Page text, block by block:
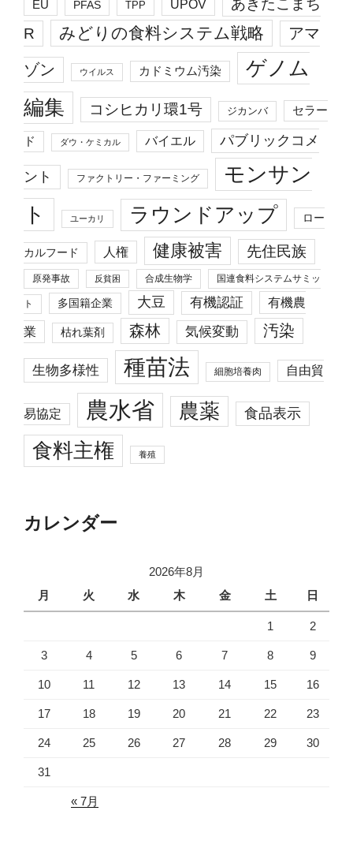
EU PFAS TPP UPOV
R
みどりの食料システム戦略 アマ
ゾン ウイルス カドミウム汚染
ゲノム
編集
コシヒカリ環1号 ジカンバ セラー
ド ダウ・ケミカル バイエル パブリックコメ
ント ファクトリー・ファーミング
モンサン
ト
ユーカリ ラウンドアップ ロー
カルフード 人権 健康被害 先住民族
原発事故 反貧困 合成生物学 国連食料システムサミッ
ト 多国籍企業 大豆 有機認証 有機農
業 枯れ葉剤 森林 気候変動 汚染
生物多様性 種苗法 細胞培養肉 自由貿
易協定 農水省 農薬 食品表示
食料主権 養殖
カレンダー
2026年8月
月
火 水 木 金 土 日
1 2
3 4 5 6 7 8 9
10 11 12 13 14 15 16
17 18 19 20 21 22 23
24 25 26 27 28 29 30
31
« 7月